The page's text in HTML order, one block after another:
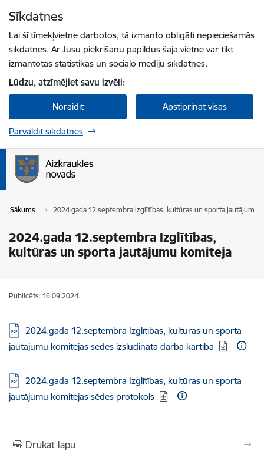
Sīkdatnes
Lai šī tīmekļvietne darbotos, tā izmanto obligāti nepieciešamās
sīkdatnes. Ar Jūsu piekrišanu papildus šajā vietnē var tikt
izmantotas statistikas un sociālo mediju sīkdatnes.
Lūdzu, atzīmējiet savu izvēli:
Noraidīt Apstiprināt visas
Pārvaldīt sīkdatnes
Sākums 2024.gada 12.septembra Izglītības, kultūras un sporta jautājumu
2024.gada 12.septembra Izglītības,
kultūras un sporta jautājumu komiteja
Publicēts: 16.09.2024.
Lejupielādēt:
2024.gada 12.septembra Izglītības, kultūras un sporta
jautājumu komitejas sēdes izsludinātā darba kārtība
Lejupielādēt:
2024.gada 12.septembra Izglītības, kultūras un sporta
jautājumu komitejas sēdes protokols
Drukāt lapu